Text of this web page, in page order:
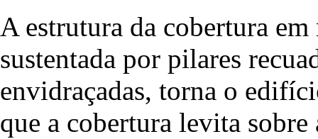
A estrutura da cobertura
sustentada por pilares
envidraçadas, torna o
que a cobertura levita